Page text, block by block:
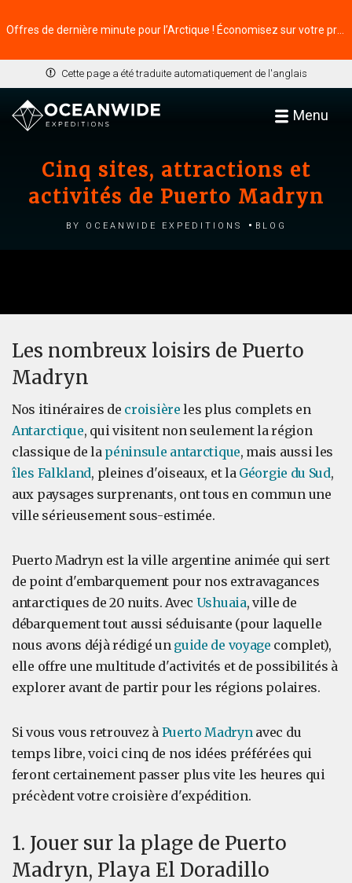
Cette page a été traduite automatiquement de l'anglais
Menu
Cinq sites, attractions et
activités de Puerto Madryn
by Oceanwide Expeditions Blog
Les nombreux loisirs de Puerto
Madryn
Nos itinéraires de croisière les plus complets en
Antarctique, qui visitent non seulement la région
classique de la péninsule antarctique, mais aussi les
îles Falkland, pleines d'oiseaux, et la Géorgie du Sud,
aux paysages surprenants, ont tous en commun une
ville sérieusement sous-estimée.
Puerto Madryn est la ville argentine animée qui sert
de point d'embarquement pour nos extravagances
antarctiques de 20 nuits. Avec Ushuaia, ville de
débarquement tout aussi séduisante (pour laquelle
nous avons déjà rédigé un guide de voyage complet),
elle offre une multitude d'activités et de possibilités à
explorer avant de partir pour les régions polaires.
Si vous vous retrouvez à Puerto Madrynavec du
temps libre, voici cinq de nos idées préférées qui
feront certainement passer plus vite les heures qui
précèdent votre croisière d'expédition.
1. Jouer sur la plage de Puerto
Madryn, Playa El Doradillo